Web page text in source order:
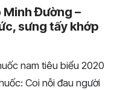
Đường –
sưng tấy khớp
nam tiêu biểu 2020
Coi nỗi đau người